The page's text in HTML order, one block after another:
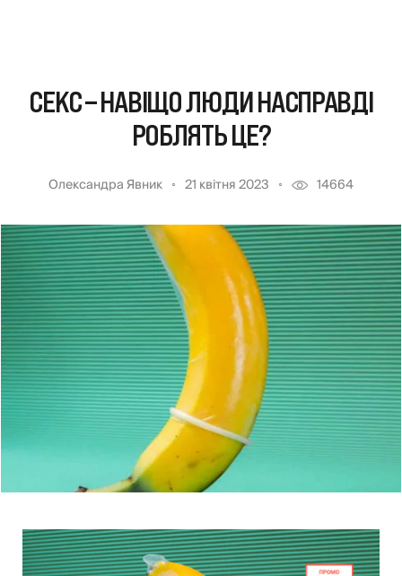
СЕКС – НАВІЩО ЛЮДИ НАСПРАВДІ
РОБЛЯТЬ ЦЕ?
Олександра Явник 21 квітня 2023 14664